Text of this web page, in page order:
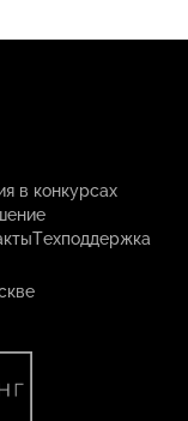
в конкурсах
Техподдержка